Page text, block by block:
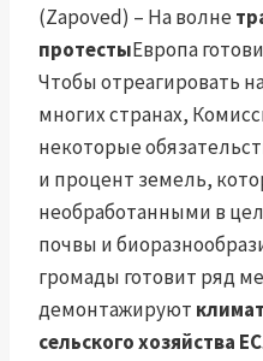
(Zapoved) – На волне
протестыЕвропа
Чтобы отреагировать
многих странах,
некоторые
и процент земель,
необработанными в
почвы и
громады готовит ряд
демонтажируют
сельского хозяйства ЕС.